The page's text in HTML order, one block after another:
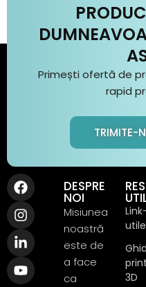
Primești ofertă de
rapid
TRIMITE-
DESPRE
NOI
Misiunea
noastră
este de
a face
ca
utile
Ghid
3D